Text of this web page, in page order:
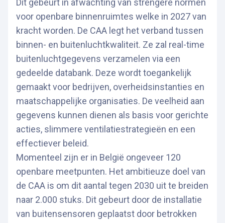
Dit gebeurt in afwachting van strengere normen
voor openbare binnenruimtes welke in 2027 van
kracht worden. De CAA legt het verband tussen
binnen- en buitenluchtkwaliteit. Ze zal real-time
buitenluchtgegevens verzamelen via een
gedeelde databank. Deze wordt toegankelijk
gemaakt voor bedrijven, overheidsinstanties en
maatschappelijke organisaties. De veelheid aan
gegevens kunnen dienen als basis voor gerichte
acties, slimmere ventilatiestrategieën en een
effectiever beleid.
Momenteel zijn er in België ongeveer 120
openbare meetpunten. Het ambitieuze doel van
de CAA is om dit aantal tegen 2030 uit te breiden
naar 2.000 stuks. Dit gebeurt door de installatie
van buitensensoren geplaatst door betrokken